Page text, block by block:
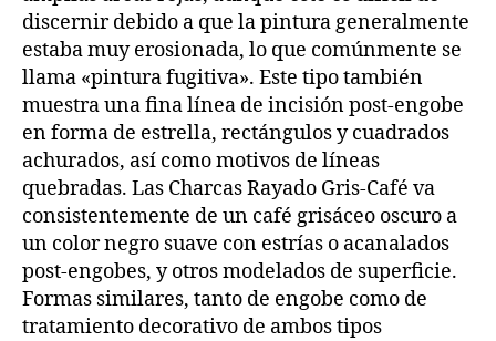
discernir debido a que la pintura generalmente
estaba muy erosionada, lo que comúnmente se
llama «pintura fugitiva». Este tipo también
muestra una fina línea de incisión post-engobe
en forma de estrella, rectángulos y cuadrados
achurados, así como motivos de líneas
quebradas. Las Charcas Rayado Gris-Café va
consistentemente de un café grisáceo oscuro a
un color negro suave con estrías o acanalados
post-engobes, y otros modelados de superficie.
Formas similares, tanto de engobe como de
tratamiento decorativo de ambos tipos